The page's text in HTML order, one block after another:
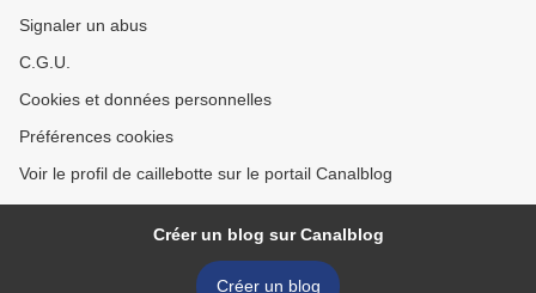
Signaler un abus
C.G.U.
Cookies et données personnelles
Préférences cookies
Voir le profil de caillebotte sur le portail Canalblog
Créer un blog sur Canalblog
Créer un blog